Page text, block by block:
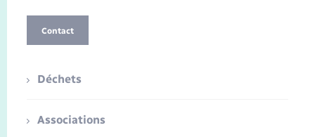
Contact
Déchets
Associations